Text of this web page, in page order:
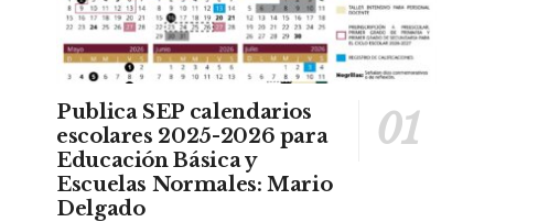
Publica SEP calendarios
escolares 2025-2026 para
Educación Básica y
Escuelas Normales: Mario
Delgado